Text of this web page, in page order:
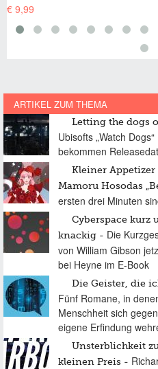
ARTIKEL ZUM THEMA
Letting the dogs
Ubisofts „Watch Dogs“
bekommen
Kleiner Appetizer
Mamoru Hosodas
ersten drei Minuten
Cyberspace kurz
knackig
Die
von William Gibson
bei Heyne im E-Book
Die Geister, die
Fünf Romane, in
Menschheit sich
eigene Erfindung
Unsterblichkeit
kleinen Preis